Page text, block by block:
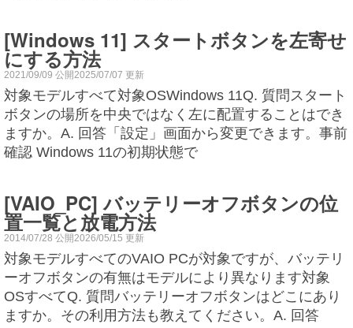
[Windows 11] スタートボタンを左寄せ
にする方法
2021/09/09 公開2025/07/07 更新
対象モデルすべて対象OSWindows 11Q. 質問スタート
ボタンの場所を中央ではなく左に配置することはでき
ますか。A. 回答「設定」画面から変更できます。事前
確認 Windows 11の初期状態で
[VAIO_PC] バッテリーオフボタンの位
置一覧と放電方法
2014/07/28 公開2026/05/15 更新
対象モデルすべてのVAIO PCが対象ですが、バッテリ
ーオフボタンの有無はモデルにより異なります対象
OSすべてQ. 質問バッテリーオフボタンはどこにあり
ますか。その利用方法も教えてください。A. 回答